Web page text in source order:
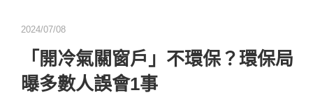
2024/07/08
「開冷氣關窗戶」不環保？環保局
曝多數人誤會1事